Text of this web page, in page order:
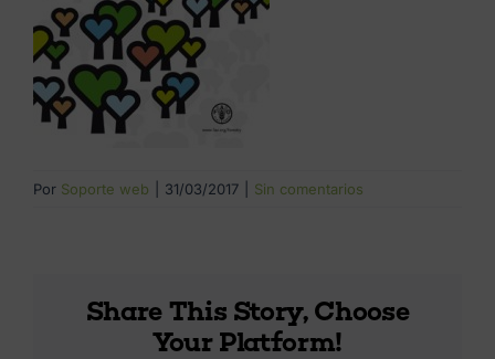
Por Soporte web 31/03/2017 Sin comentarios
Share This Story, Choose
Your Platform!